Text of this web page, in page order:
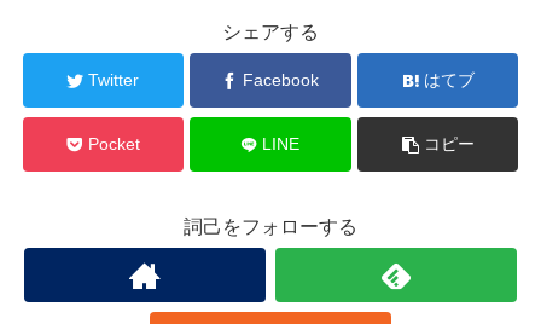
シェアする
Twitter Facebook はてブ
Pocket LINE コピー
詞己をフォローする